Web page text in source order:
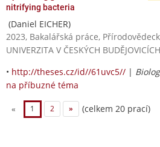
nitrifying bacteria
(Daniel EICHER)
2023, Bakalářská práce,
UNIVERZITA V ČESKÝCH BUDĚJOVICÍCH
• http://theses.cz/id//61uvc5// |
na příbuzné téma
« 1 2 » (celkem 20 prací)